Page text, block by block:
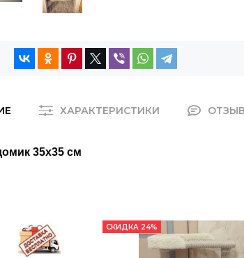
ХАРАКТЕРИСТИКИ
35х35 см
СКИДКА 24%